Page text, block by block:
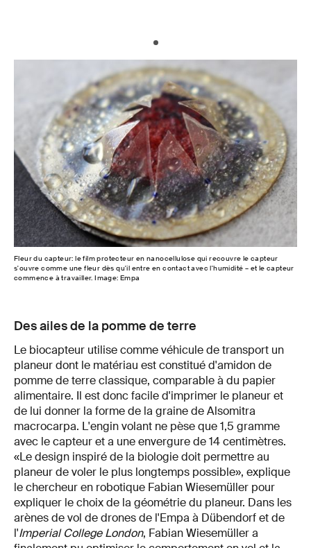
Fleur du capteur: le film protecteur en nanocellulose qui recouvre le capteur
s'ouvre comme une fleur dès qu'il entre en contact avec l'humidité – et le capteur
commence à travailler. Image: Empa
Des ailes de la pomme de terre
Le biocapteur utilise comme véhicule de transport un
planeur dont le matériau est constitué d'amidon de
pomme de terre classique, comparable à du papier
alimentaire. Il est donc facile d'imprimer le planeur et
de lui donner la forme de la graine de Alsomitra
macrocarpa. L'engin volant ne pèse que 1,5 gramme
avec le capteur et a une envergure de 14 centimètres.
«Le design inspiré de la biologie doit permettre au
planeur de voler le plus longtemps possible», explique
le chercheur en robotique Fabian Wiesemüller pour
expliquer le choix de la géométrie du planeur. Dans les
arènes de vol de drones de l'Empa à Dübendorf et de
l'Imperial College London, Fabian Wiesemüller a